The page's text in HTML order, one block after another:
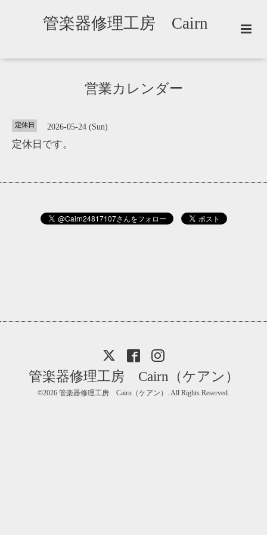
管楽器修理工房 Cairn
営業カレンダー
定休日 2026-05-24 (Sun)
定休日です。
管楽器修理工房 Cairn（ケアン）
©2026 管楽器修理工房 Cairn（ケアン） . All Rights Reserved.